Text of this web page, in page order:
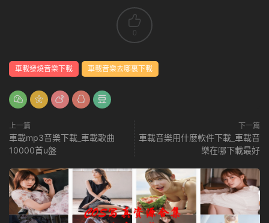
0
車載發燒音樂下載 車載音樂去哪裏下載
上一篇
車載mp3音樂下載_車載歌曲
10000首u盤
下一篇
車載音樂用什麽軟件下載_車載音
樂在哪下載最好